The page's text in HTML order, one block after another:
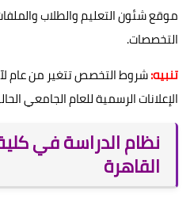
موقع شئون التعليم والطلاب
التخصصات.
تنبيه:شروط التخصص تتغير من عام
الإعلانات الرسمية للعام الجامعي
نظام الدراسة في
القاهرة